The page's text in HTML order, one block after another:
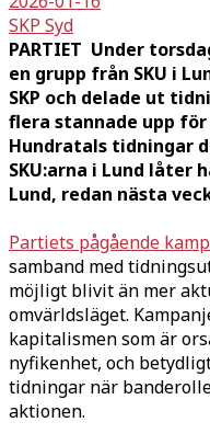
SKP Syd
PARTIET Under
en grupp från SKU i
SKP och delade ut
flera stannade upp
Hundratals tidningar
SKU:arna i Lund
Lund, redan nästa
Partiets pågående
samband med
möjligt blivit än mer
omvärldsläget.
kapitalismen som är
nyfikenhet, och
tidningar när
aktionen.